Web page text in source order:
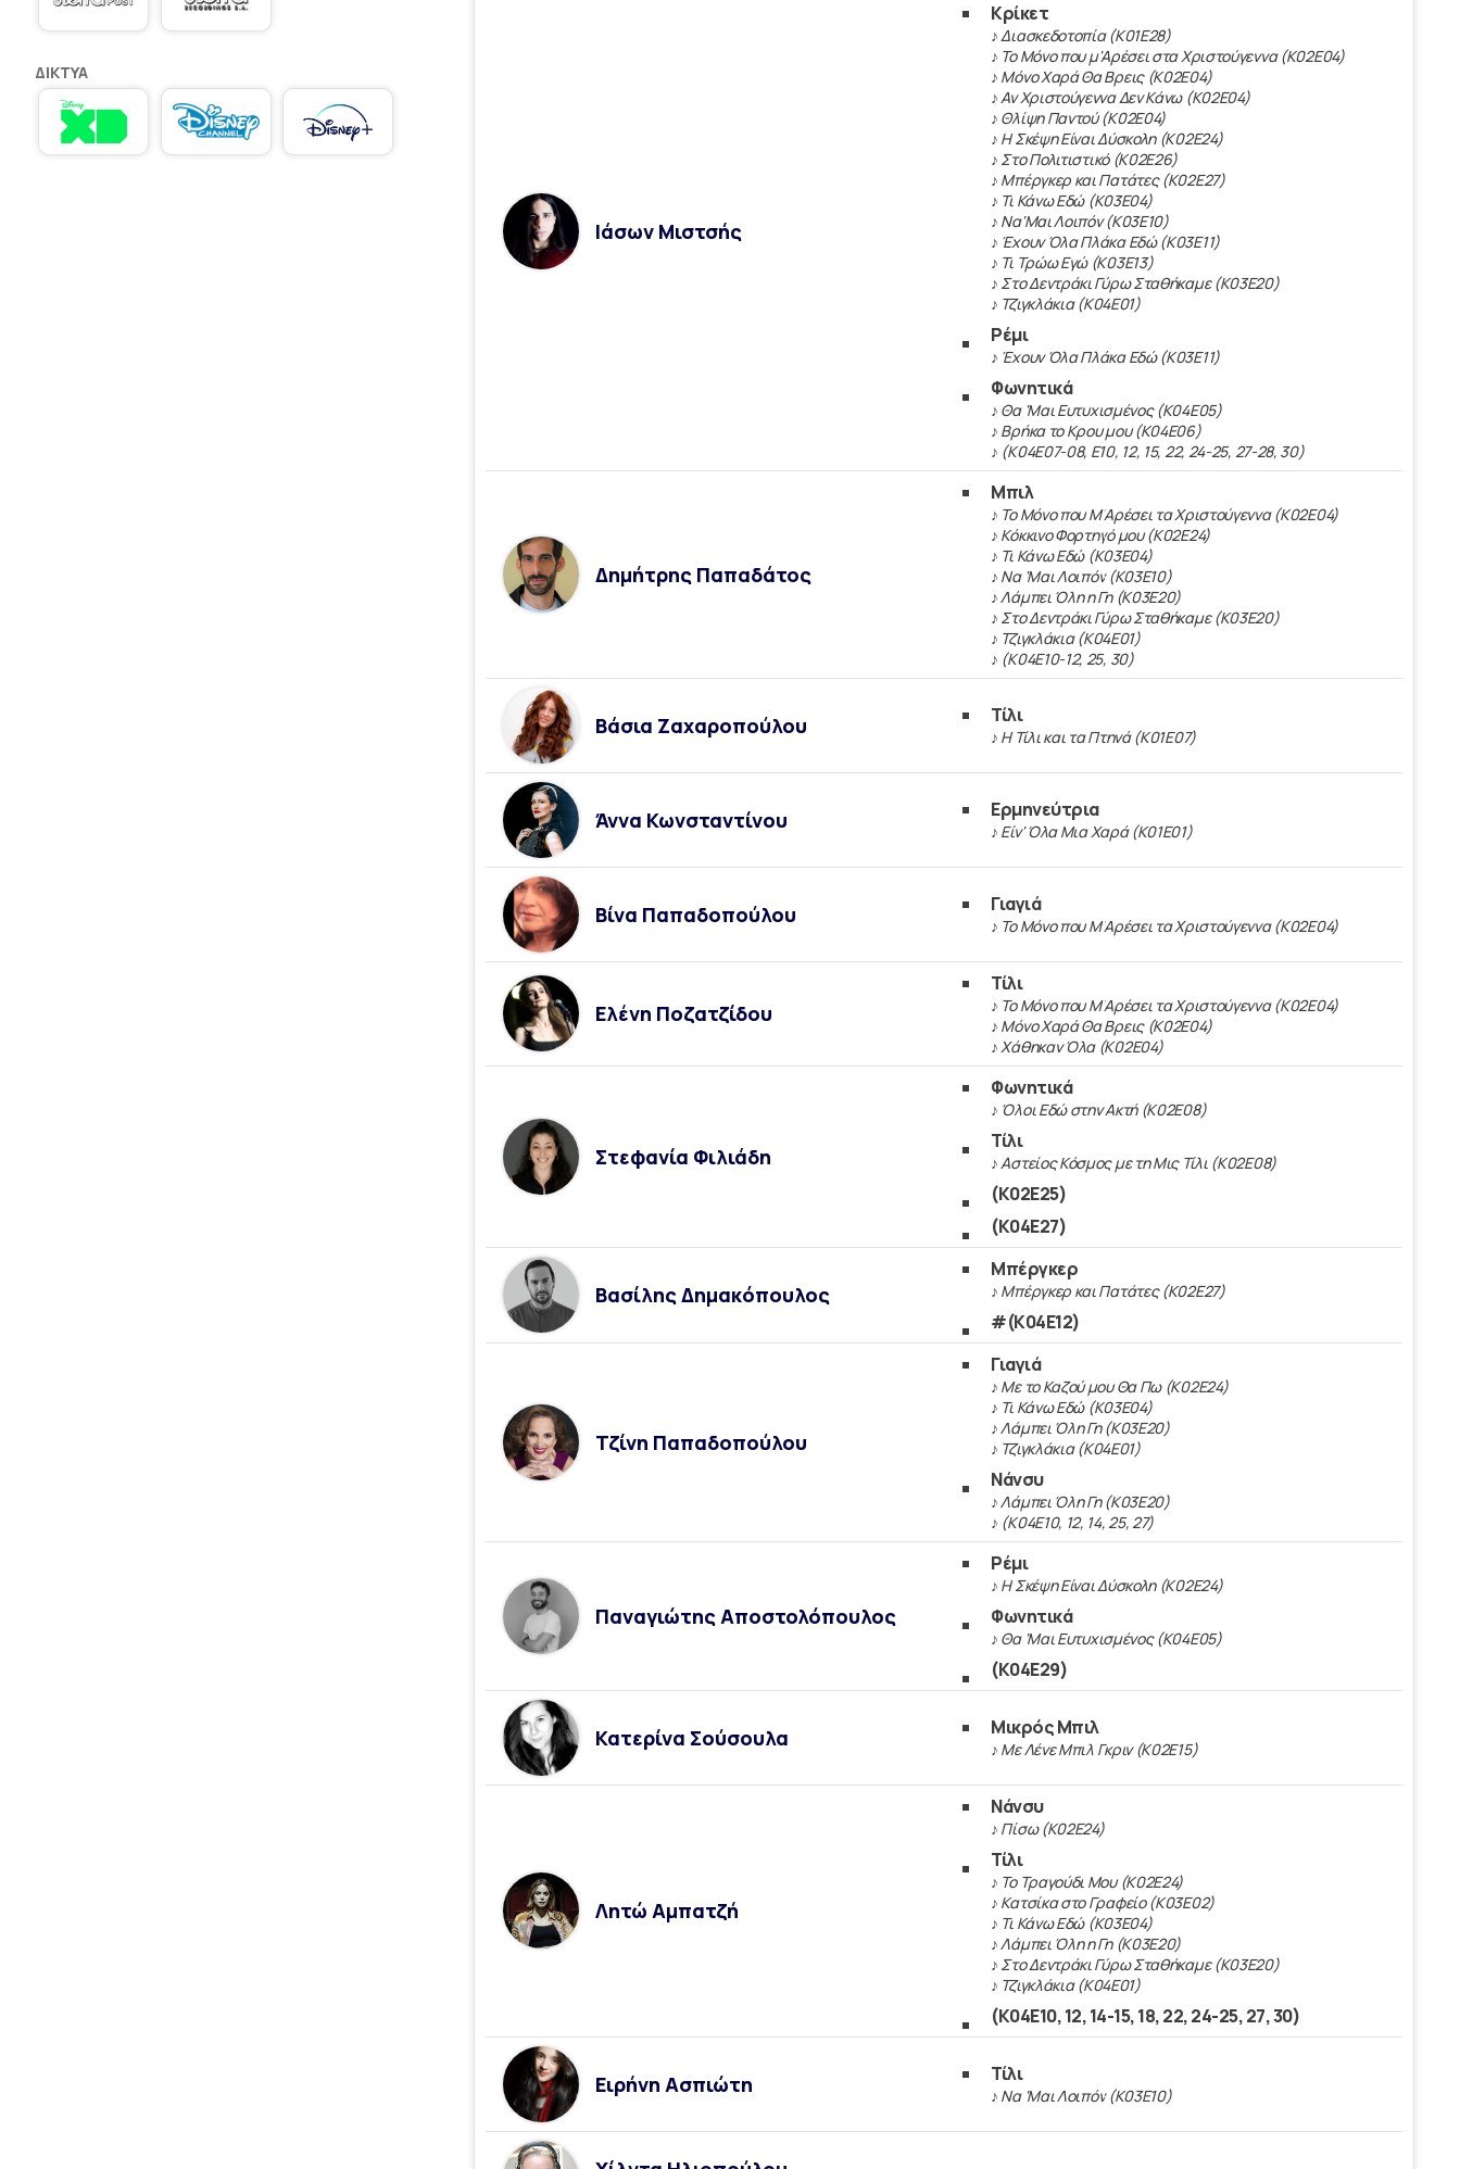
ΔΊΚΤΥΑ
Ιάσων Μιστσής
Κρίκετ
♪ Διασκεδοτοπία (Κ01Ε28)
♪ Το Μόνο που μ'Αρέσει στα Χριστούγεννα (Κ02Ε04)
♪ Μόνο Χαρά Θα Βρεις (Κ02Ε04)
♪ Αν Χριστούγεννα Δεν Κάνω (Κ02Ε04)
♪ Θλίψη Παντού (Κ02Ε04)
♪ Η Σκέψη Είναι Δύσκολη (Κ02Ε24)
♪ Στο Πολιτιστικό (Κ02Ε26)
♪ Μπέργκερ και Πατάτες (Κ02Ε27)
♪ Τι Κάνω Εδώ (Κ03Ε04)
♪ Να'Μαι Λοιπόν (Κ03Ε10)
♪ Έχουν Όλα Πλάκα Εδώ (Κ03Ε11)
♪ Τι Τρώω Εγώ (Κ03Ε13)
♪ Στο Δεντράκι Γύρω Σταθήκαμε (Κ03Ε20)
♪ Τζιγκλάκια (Κ04Ε01)
Ρέμι
♪ Έχουν Όλα Πλάκα Εδώ (Κ03Ε11)
Φωνητικά
♪ Θα 'Μαι Ευτυχισμένος (Κ04Ε05)
♪ Βρήκα το Κρου μου (Κ04Ε06)
♪ (K04E07-08, E10, 12, 15, 22, 24-25, 27-28, 30)
Δημήτρης Παπαδάτος
Μπιλ
♪ Το Μόνο που Μ'Αρέσει τα Χριστούγεννα (Κ02Ε04)
♪ Κόκκινο Φορτηγό μου (Κ02Ε24)
♪ Τι Κάνω Εδώ (Κ03Ε04)
♪ Να 'Μαι Λοιπόν (Κ03Ε10)
♪ Λάμπει Όλη η Γη (Κ03Ε20)
♪ Στο Δεντράκι Γύρω Σταθήκαμε (Κ03Ε20)
♪ Τζιγκλάκια (Κ04Ε01)
♪ (K04E10-12, 25, 30)
Βάσια Ζαχαροπούλου Τίλι
♪ Η Τίλι και τα Πτηνά (Κ01Ε07)
Άννα Κωνσταντίνου Ερμηνεύτρια
♪ Είν' Όλα Μια Χαρά (Κ01Ε01)
Βίνα Παπαδοπούλου Γιαγιά
♪ Το Μόνο που Μ'Αρέσει τα Χριστούγεννα (Κ02Ε04)
Ελένη Ποζατζίδου
Τίλι
♪ Το Μόνο που Μ'Αρέσει τα Χριστούγεννα (Κ02Ε04)
♪ Μόνο Χαρά Θα Βρεις (Κ02Ε04)
♪ Χάθηκαν Όλα (Κ02Ε04)
Στεφανία Φιλιάδη
Φωνητικά
♪ Όλοι Εδώ στην Ακτή (Κ02Ε08)
Τίλι
♪ Αστείος Κόσμος με τη Μις Τίλι (Κ02Ε08)
(Κ02Ε25)
(K04E27)
Βασίλης Δημακόπουλος
Μπέργκερ
♪ Μπέργκερ και Πατάτες (Κ02Ε27)
#(K04E12)
Τζίνη Παπαδοπούλου
Γιαγιά
♪ Με το Καζού μου Θα Πω (Κ02Ε24)
♪ Τι Κάνω Εδώ (Κ03Ε04)
♪ Λάμπει Όλη Γη (Κ03Ε20)
♪ Τζιγκλάκια (Κ04Ε01)
Νάνσυ
♪ Λάμπει Όλη Γη (Κ03Ε20)
♪ (K04E10, 12, 14, 25, 27)
Παναγιώτης Αποστολόπουλος
Ρέμι
♪ Η Σκέψη Είναι Δύσκολη (Κ02Ε24)
Φωνητικά
♪ Θα 'Μαι Ευτυχισμένος (Κ04Ε05)
(K04E29)
Κατερίνα Σούσουλα Μικρός Μπιλ
♪ Με Λένε Μπιλ Γκριν (Κ02Ε15)
Λητώ Αμπατζή
Νάνσυ
♪ Πίσω (Κ02Ε24)
Τίλι
♪ Το Τραγούδι Μου (Κ02Ε24)
♪ Κατσίκα στο Γραφείο (Κ03Ε02)
♪ Τι Κάνω Εδώ (Κ03Ε04)
♪ Λάμπει Όλη η Γη (Κ03Ε20)
♪ Στο Δεντράκι Γύρω Σταθήκαμε (Κ03Ε20)
♪ Τζιγκλάκια (Κ04Ε01)
(K04E10, 12, 14-15, 18, 22, 24-25, 27, 30)
Ειρήνη Ασπιώτη Τίλι
♪ Να 'Μαι Λοιπόν (Κ03Ε10)